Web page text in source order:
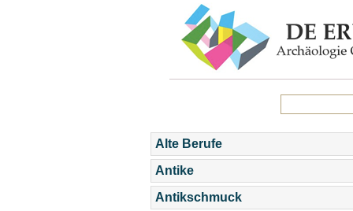
Alte Berufe
Antike
Antikschmuck